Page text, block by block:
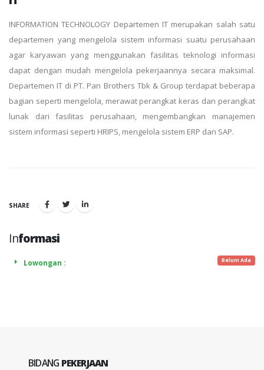
INFORMATION TECHNOLOGY Departemen IT merupakan salah satu
departemen yang mengelola sistem informasi suatu perusahaan
agar karyawan yang menggunakan fasilitas teknologi informasi
dapat dengan mudah mengelola pekerjaannya secara maksimal.
Departemen IT di PT. Pan Brothers Tbk & Group terdapat beberapa
bagian seperti mengelola, merawat perangkat keras dan perangkat
lunak dari fasilitas perusahaan, mengembangkan manajemen
sistem informasi seperti HRIPS, mengelola sistem ERP dan SAP.
SHARE
Informasi
Lowongan : Belum Ada
BIDANG PEKERJAAN